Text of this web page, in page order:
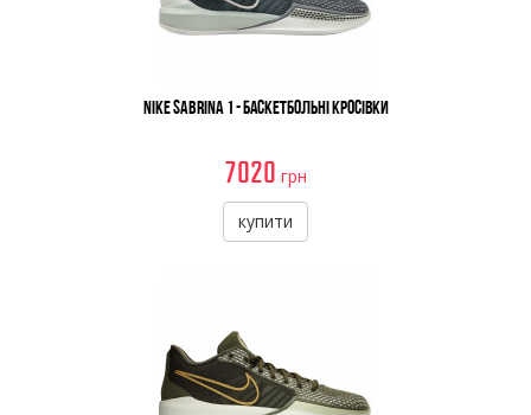
Nike Sabrina 1 - Баскетбольні Кросівки
7020 грн
купити